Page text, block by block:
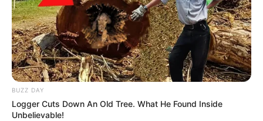
BUZZ DAY
Logger Cuts Down An Old Tree. What He Found Inside
Unbelievable!